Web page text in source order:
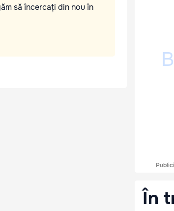
să încercați din nou în
În